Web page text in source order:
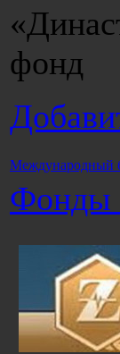
фонд
Международный
Фонды